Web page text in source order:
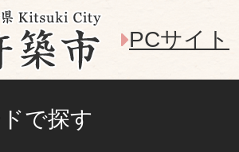
PCサイト
で探す